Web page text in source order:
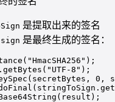
是提取出来的签名
sign 是最终生成的签名：
( "HmacSHA256" );
getBytes ( "UTF-8" );
(secretBytes, 0 ,
(stringToSign.
(result);